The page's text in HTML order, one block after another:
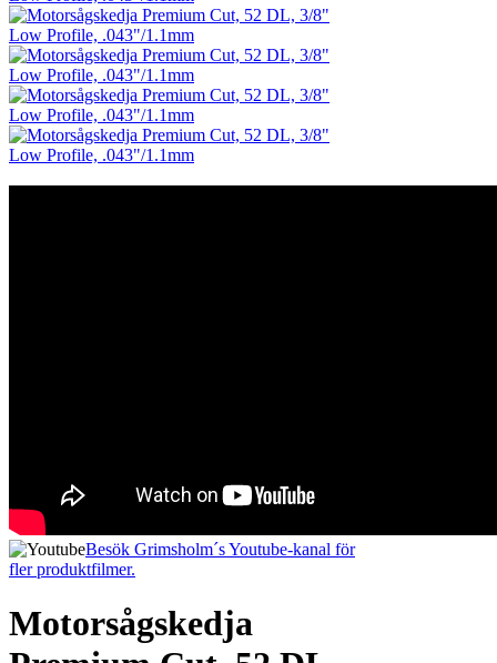
Besök Grimsholm´s Youtube-kanal för
fler produktfilmer.
Motorsågskedja